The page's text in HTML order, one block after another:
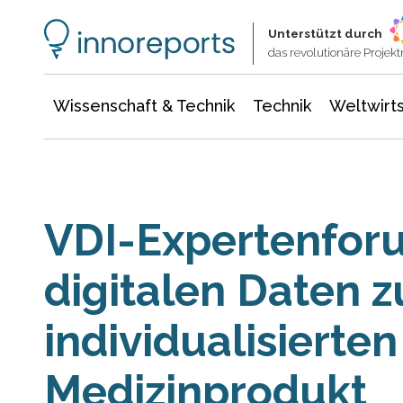
Unterstützt durch
das revolutionäre
Wissenschaft & Technik Technik
VDI-
digitalen Daten
individualisierten
Medizinprodukt